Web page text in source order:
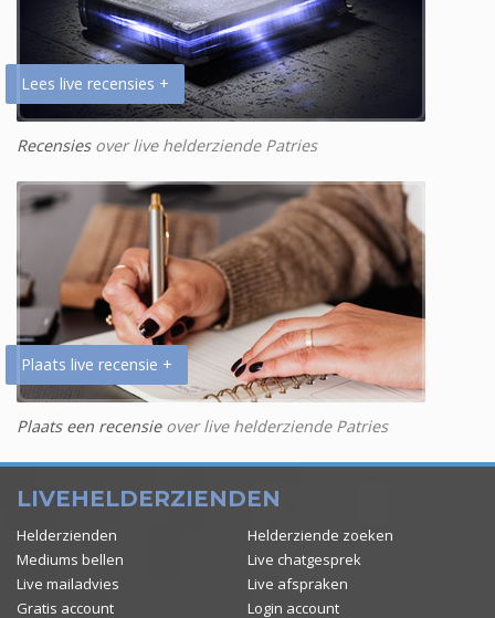
Lees live recensies +
Recensiesover live helderziende Patries
Plaats live recensie +
Plaats een recensieover live helderziende Patries
LIVEHELDERZIENDEN
Helderzienden
Helderziende zoeken
Mediums bellen
Live chatgesprek
Live mailadvies
Live afspraken
Gratis account
Login account